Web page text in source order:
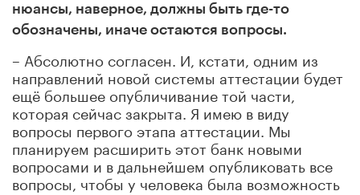
нюансы, наверное, должны быть где-то
обозначены, иначе остаются вопросы.
– Абсолютно согласен. И, кстати, одним из
направлений новой системы аттестации будет
ещё большее опубличивание той части,
которая сейчас закрыта. Я имею в виду
вопросы первого этапа аттестации. Мы
планируем расширить этот банк новыми
вопросами и в дальнейшем опубликовать все
вопросы, чтобы у человека была возможность